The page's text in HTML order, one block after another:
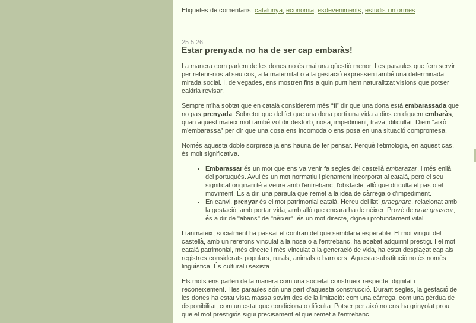
Etiquetes de comentaris: catalunya economia esdeveniments estudis i informes
25.5.26
Estar prenyada no ha de ser cap embaràs!
La manera com parlem de les dones no és mai una qüestió menor. Les paraules que fem servir
per referir-nos al seu cos, a la maternitat o a la gestació expressen també una determinada
mirada social. I, de vegades, ens mostren fins a quin punt hem naturalitzat visions que potser
caldria revisar.
Sempre m’ha sobtat que en català considerem més “fi” dir que una dona està embarassada que
no pas prenyada . Sobretot que del fet que una dona porti una vida a dins en diguem embaràs
quan aquest mateix mot també vol dir destorb, nosa, impediment, trava, dificultat. Diem “això
m’embarassa” per dir que una cosa ens incomoda o ens posa en una situació compromesa.
Només aquesta doble sorpresa ja ens hauria de fer pensar. Perquè l’etimologia, en aquest cas,
és molt significativa.
Embarassar és un mot que ens va venir fa segles del castellà embarazar , i més enllà
del portuguès. Avui és un mot normatiu i plenament incorporat al català, però el seu
significat originari té a veure amb l’entrebanc, l’obstacle, allò que dificulta el pas o el
moviment. És a dir, una paraula que remet a la idea de càrrega o d’impediment.
En canvi, prenyar és el mot patrimonial català. Hereu del llatí praegnare , relacionat amb
la gestació, amb portar vida, amb allò que encara ha de néixer. Prové de prae gnascor
és a dir de "abans" de "nèixer": és un mot directe, digne i profundament vital.
I tanmateix, socialment ha passat el contrari del que semblaria esperable. El mot vingut del
castellà, amb un rerefons vinculat a la nosa o a l’entrebanc, ha acabat adquirint prestigi. I el mot
català patrimonial, més directe i més vinculat a la generació de vida, ha estat desplaçat cap als
registres considerats populars, rurals, animals o barroers. Aquesta substitució no és només
lingüística. És cultural i sexista.
Els mots ens parlen de la manera com una societat construeix respecte, dignitat i
reconeixement. I les paraules són una part d’aquesta construcció. Durant segles, la gestació de
les dones ha estat vista massa sovint des de la limitació: com una càrrega, com una pèrdua de
disponibilitat, com un estat que condiciona o dificulta. Potser per això no ens ha grinyolat prou
que el mot prestigiós sigui precisament el que remet a l’entrebanc.